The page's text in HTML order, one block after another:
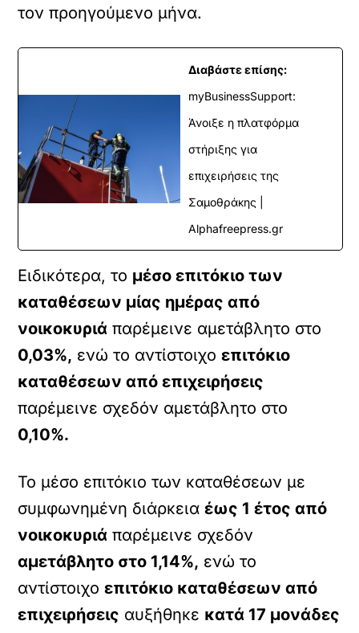
τον προηγούμενο μήνα.
Διαβάστε επίσης:
myBusinessSupport:
Άνοιξε η πλατφόρμα
στήριξης για
επιχειρήσεις της
Σαμοθράκης |
Alphafreepress.gr
Ειδικότερα, το μέσο επιτόκιο των
καταθέσεων μίας ημέρας από
νοικοκυριά παρέμεινε αμετάβλητο στο
0,03%, ενώ το αντίστοιχοεπιτόκιο
καταθέσεων από επιχειρήσεις
παρέμεινε σχεδόν αμετάβλητο στο
0,10%.
Το μέσο επιτόκιο των καταθέσεων με
συμφωνημένη διάρκειαέως 1 έτος από
νοικοκυριά παρέμεινε σχεδόν
αμετάβλητο στο 1,14%, ενώ το
αντίστοιχοεπιτόκιο καταθέσεων από
επιχειρήσεις αυξήθηκε κατά 17 μονάδες